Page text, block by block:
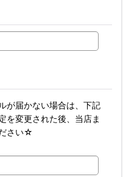
が届かない場合は、下記
を変更された後、当店ま
さい☆